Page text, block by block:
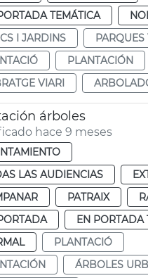
TEMÁTICA
I JARDINS
PLANTACIÓN
VIARI
árboles
hace 9 meses
LAS AUDIENCIAS
PATRAIX
EN PORTADA
PLANTACIÓ
ÁRBOLES